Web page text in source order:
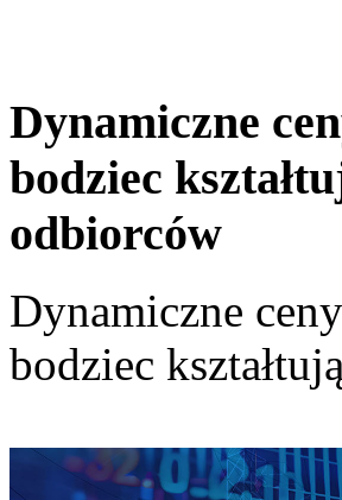
Dynamiczne
bodziec
odbiorców
Dynamiczne
bodziec